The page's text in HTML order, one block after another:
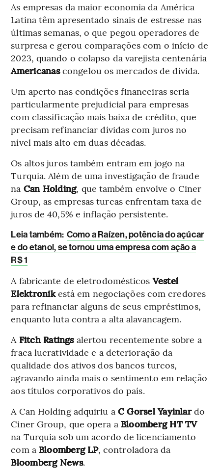
As empresas da maior economia da América
Latina têm apresentado sinais de estresse nas
últimas semanas, o que pegou operadores de
surpresa e gerou comparações com o início de
2023, quando o colapso da varejista centenária
Americanascongelou os mercados de dívida.
Um aperto nas condições financeiras seria
particularmente prejudicial para empresas
com classificação mais baixa de crédito, que
precisam refinanciar dívidas com juros no
nível mais alto em duas décadas.
Os altos juros também entram em jogo na
Turquia. Além de uma investigação de fraude
na Can Holding, que também envolve o Ciner
Group, as empresas turcas enfrentam taxa de
juros de 40,5% e inflação persistente.
Leia também: Como a Raízen, potência do açúcar
e do etanol, se tornou uma empresa com ação a
R$ 1
A fabricante de eletrodomésticosVestel
Elektronikestá em negociações com credores
para refinanciar alguns de seus empréstimos,
enquanto luta contra a alta alavancagem.
A Fitch Ratingsalertou recentemente sobre a
fraca lucratividade e a deterioração da
qualidade dos ativos dos bancos turcos,
agravando ainda mais o sentimento em relação
aos títulos corporativos do país.
A Can Holding adquiriu a C Gorsel Yayinlardo
Ciner Group, que opera a Bloomberg HT TV
na Turquia sob um acordo de licenciamento
com a Bloomberg LP, controladora da
Bloomberg News.